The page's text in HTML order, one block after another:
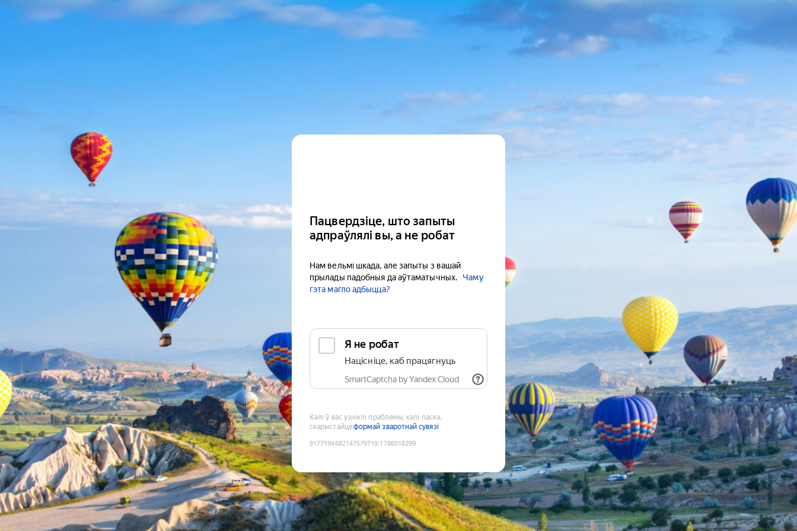
Пацвердзіце, што запыты
адпраўлялі вы, а не робат
Нам вельмі шкада, але запыты з вашай
прылады падобныя да аўтаматычных.
Чаму
гэта магло адбыцца?
Я не робат
Націсніце, каб працягнуць
SmartCaptcha by Yandex Cloud
Калі ў вас узніклі праблемы, калі ласка,
скарыстайцеформай зваротнай сувязі
9177194682147579719:1786018299